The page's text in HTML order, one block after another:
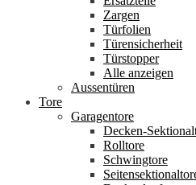
Zargen
Türfolien
Türensicherheit
Türstopper
Alle anzeigen
Aussentüren
Tore
Garagentore
Decken-
Rolltore
Schwingtore